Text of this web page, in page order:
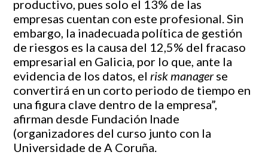
productivo, pues solo el 13% de las
empresas cuentan con este profesional. Sin
embargo, la inadecuada política de gestión
de riesgos es la causa del 12,5% del fracaso
empresarial en Galicia, por lo que, ante la
evidencia de los datos, elrisk managerse
convertirá en un corto periodo de tiempo en
una figura clave dentro de la empresa”,
afirman desde Fundación Inade
(organizadores del curso junto con la
Universidade de A Coruña.